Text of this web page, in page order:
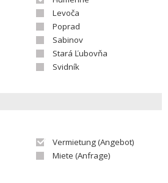
Levoča
Poprad
Sabinov
Stará Ľubovňa
Svidník
Vermietung (Angebot)
Miete (Anfrage)